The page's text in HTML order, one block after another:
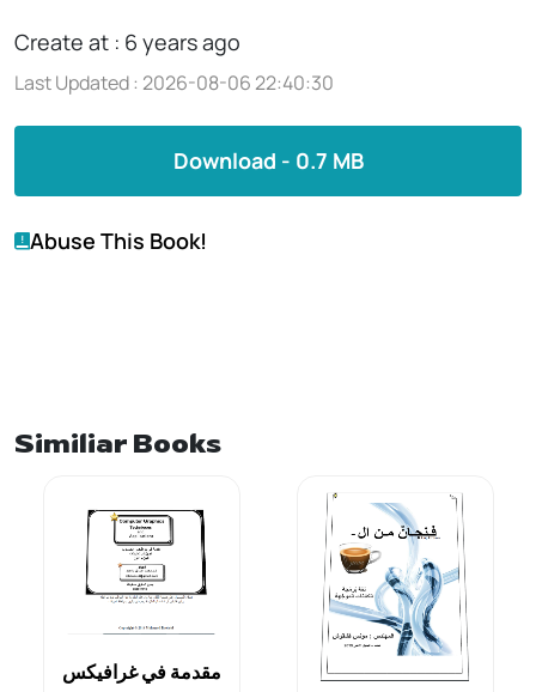
Create at : 6 years ago
Last Updated : 2026-08-06 22:40:30
Download - 0.7 MB
Abuse This Book!
Similiar Books
مقدمة في غرافيكس